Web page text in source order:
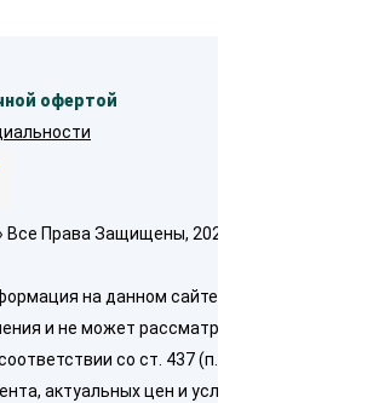
офертой
Все Права Защищены, 2026
на данном сайте предназначена
и не может рассматриваться как
со ст. 437 (п. 2) ГК РФ. Для
актуальных цен и условий